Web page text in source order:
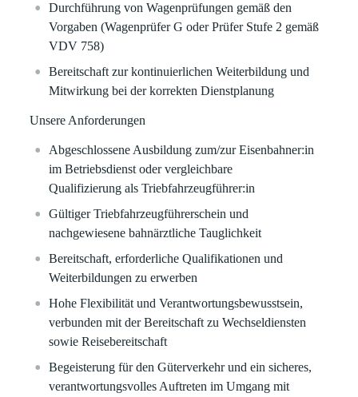
Durchführung von Wagenprüfungen gemäß den
Vorgaben (Wagenprüfer G oder Prüfer Stufe 2 gemäß
VDV 758)
Bereitschaft zur kontinuierlichen Weiterbildung und
Mitwirkung bei der korrekten Dienstplanung
Unsere Anforderungen
Abgeschlossene Ausbildung zum/zur Eisenbahner:in
im Betriebsdienst oder vergleichbare
Qualifizierung als Triebfahrzeugführer:in
Gültiger Triebfahrzeugführerschein und
nachgewiesene bahnärztliche Tauglichkeit
Bereitschaft, erforderliche Qualifikationen und
Weiterbildungen zu erwerben
Hohe Flexibilität und Verantwortungsbewusstsein,
verbunden mit der Bereitschaft zu Wechseldiensten
sowie Reisebereitschaft
Begeisterung für den Güterverkehr und ein sicheres,
verantwortungsvolles Auftreten im Umgang mit